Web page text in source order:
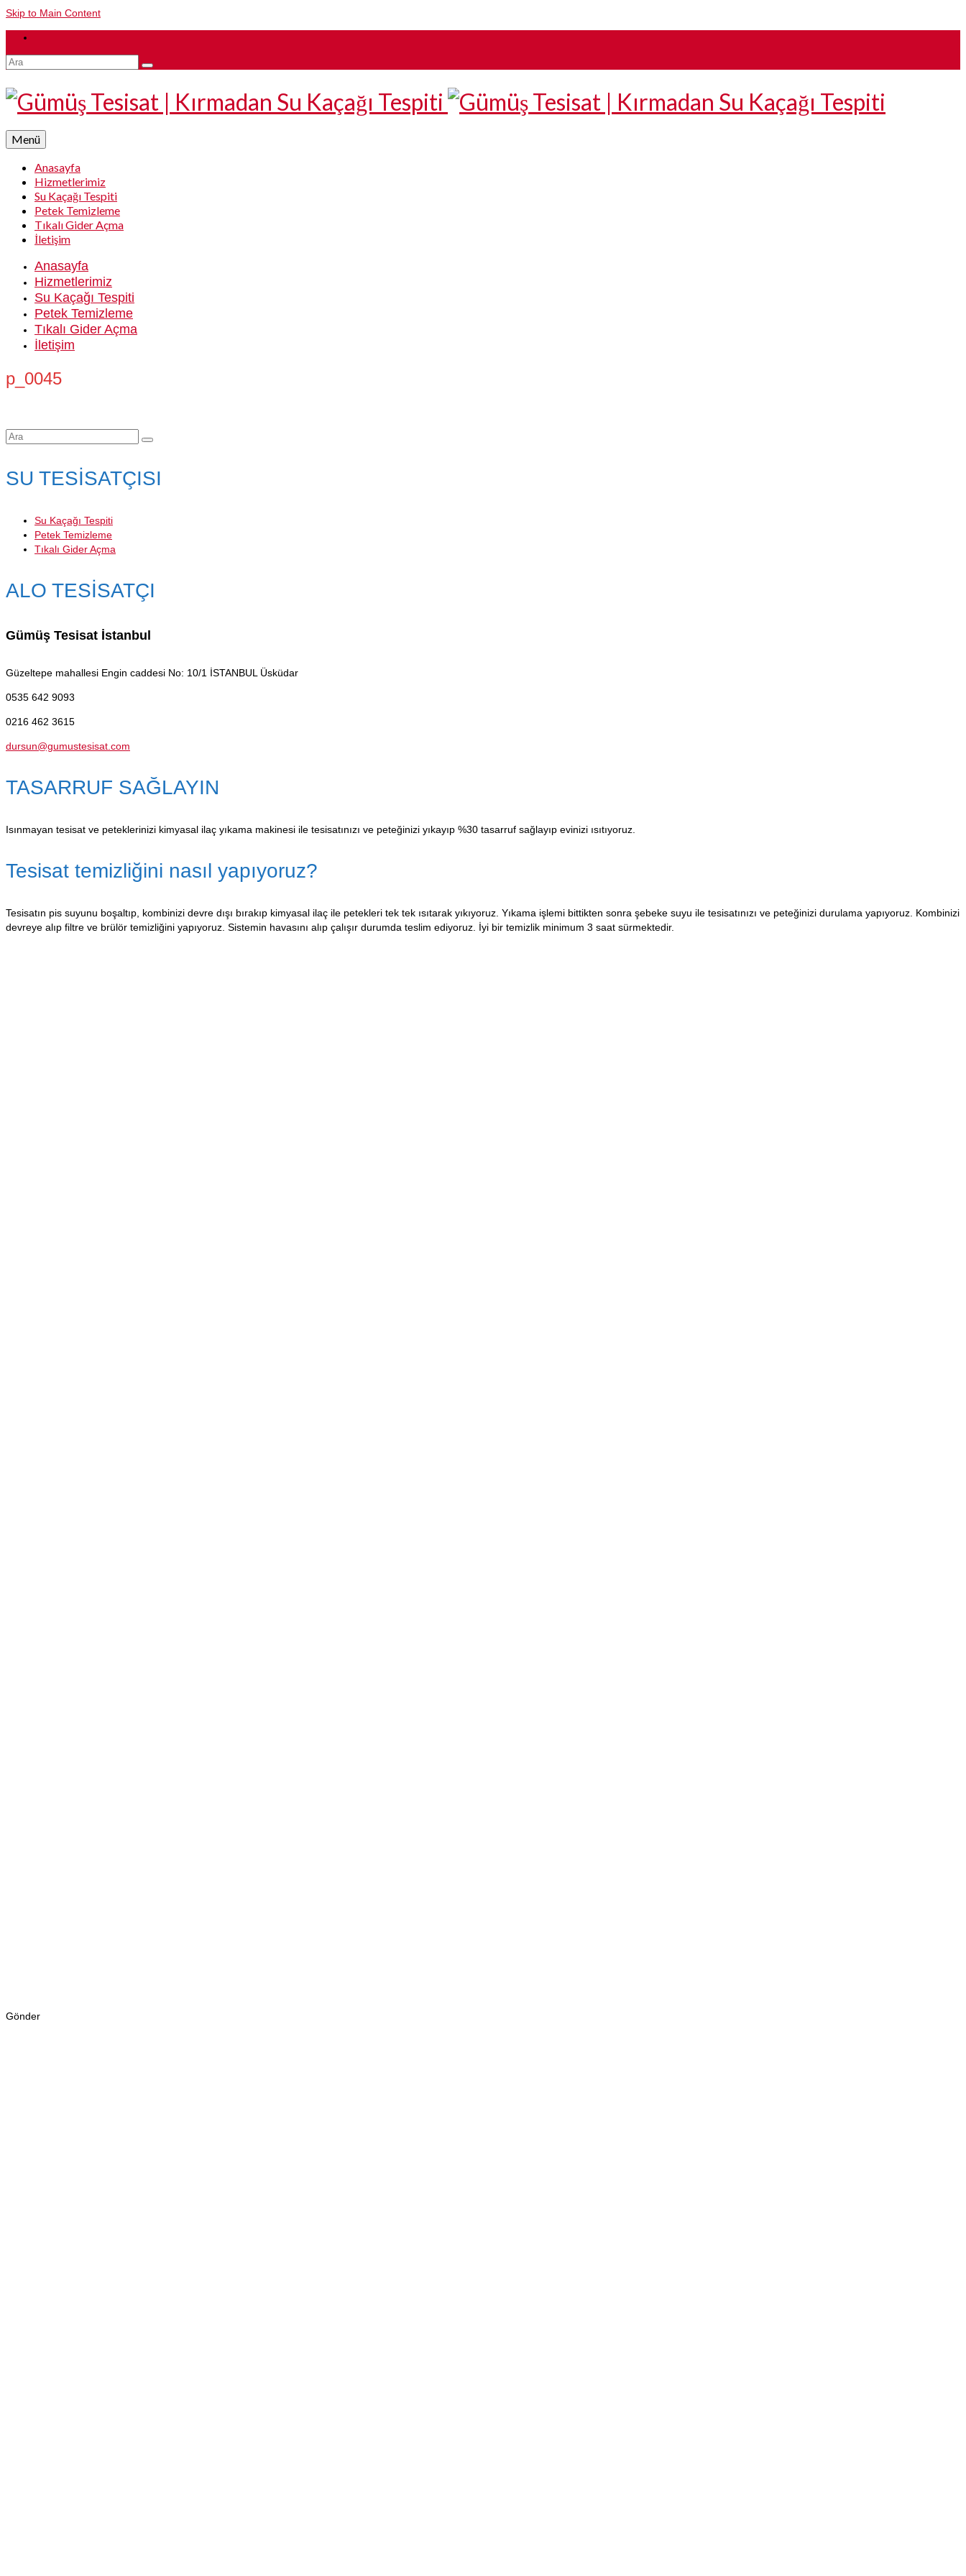
Skip to Main Content
Şunu
Menü
Anasayfa
Hizmetlerimiz
Su Kaçağı Tespiti
Petek Temizleme
Tıkalı Gider Açma
İletişim
Anasayfa
Hizmetlerimiz
Su Kaçağı Tespiti
Petek Temizleme
Tıkalı Gider Açma
İletişim
p_0045
Şunu
SU TESİSATÇISI
Su Kaçağı Tespiti
Petek Temizleme
Tıkalı Gider Açma
ALO TESİSATÇI
Gümüş Tesisat İstanbul
Güzeltepe mahallesi Engin caddesi No: 10/1 İSTANBUL Üsküdar
0535 642 9093
0216 462 3615
dursun@gumustesisat.com
TASARRUF SAĞLAYIN
Isınmayan tesisat ve peteklerinizi kimyasal ilaç yıkama makinesi ile tesisatınızı ve peteğinizi yıkayıp %30 tasarruf sağlayıp evinizi ısıtıyoruz.
Tesisat temizliğini nasıl yapıyoruz?
Tesisatın pis suyunu boşaltıp, kombinizi devre dışı bırakıp kimyasal ilaç ile petekleri tek tek ısıtarak yıkıyoruz. Yıkama işlemi bittikten sonra şebeke suyu ile tesisatınızı ve peteğinizi durulama yapıyoruz. Kombinizi
devreye alıp filtre ve brülör temizliğini yapıyoruz. Sistemin havasını alıp çalışır durumda teslim ediyoruz. İyi bir temizlik minimum 3 saat sürmektedir.
Gönder